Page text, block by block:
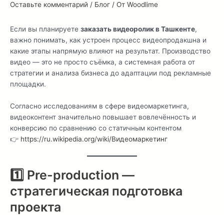
Оставьте комментарий / Блог / От Woodlime
Если вы планируете заказать видеоролик в Ташкенте,
важно понимать, как устроен процесс видеопродакшна и
какие этапы напрямую влияют на результат. Производство
видео — это не просто съёмка, а системная работа от
стратегии и анализа бизнеса до адаптации под рекламные
площадки.
Согласно исследованиям в сфере видеомаркетинга,
видеоконтент значительно повышает вовлечённость и
конверсию по сравнению со статичным контентом
👉 https://ru.wikipedia.org/wiki/Видеомаркетинг
1️⃣ Pre-production —
стратегическая подготовка
проекта